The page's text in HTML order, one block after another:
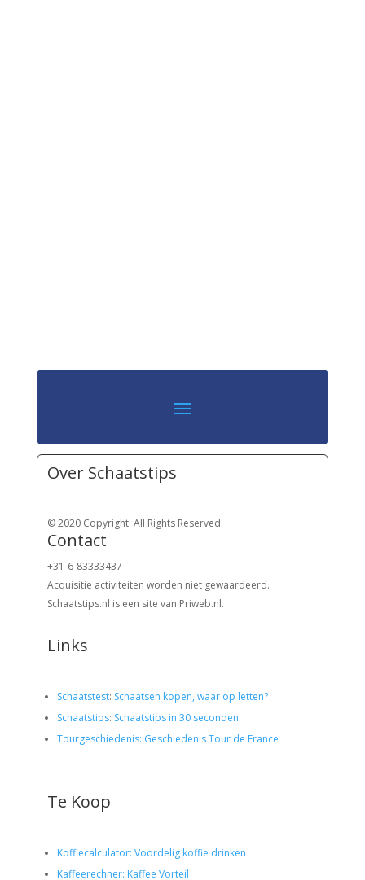
Over Schaatstips
© 2020 Copyright. All Rights Reserved.
Contact
+31-6-83333437
Acquisitie activiteiten worden niet gewaardeerd.
Schaatstips.nl is een site van Priweb.nl.
Links
Schaatstest: Schaatsen kopen, waar op letten?
Schaatstips: Schaatstips in 30 seconden
Tourgeschiedenis: Geschiedenis Tour de France
Te Koop
Koffiecalculator: Voordelig koffie drinken
Kaffeerechner: Kaffee Vorteil